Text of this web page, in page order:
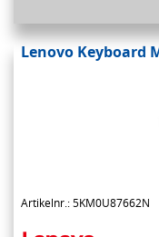
Lenovo Keyboard
Artikelnr.: 5KM0U87662N